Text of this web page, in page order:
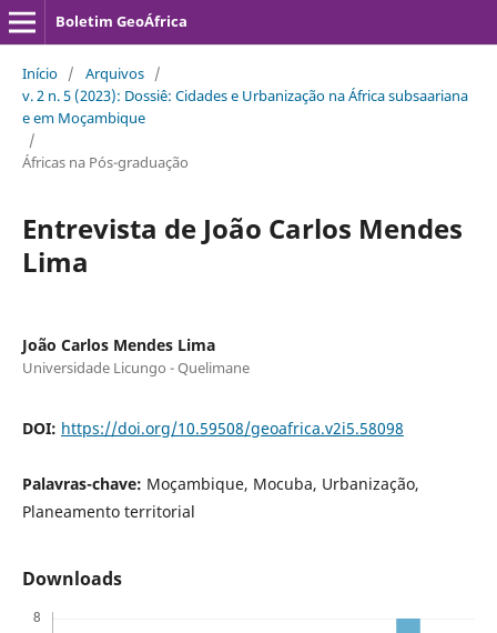
Boletim GeoÁfrica
Início / Arquivos /
v. 2 n. 5 (2023): Dossiê: Cidades e Urbanização na África subsaariana
e em Moçambique
/
Áfricas na Pós-graduação
Entrevista de João Carlos Mendes
Lima
João Carlos Mendes Lima
Universidade Licungo - Quelimane
DOI: https://doi.org/10.59508/geoafrica.v2i5.58098
Palavras-chave: Moçambique, Mocuba, Urbanização,
Planeamento territorial
Downloads